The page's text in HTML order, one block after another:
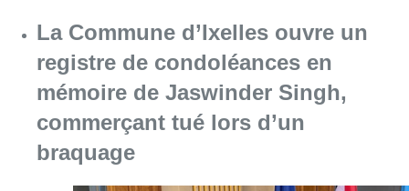
La Commune d’Ixelles ouvre un
registre de condoléances en
mémoire de Jaswinder Singh,
commerçant tué lors d’un
braquage